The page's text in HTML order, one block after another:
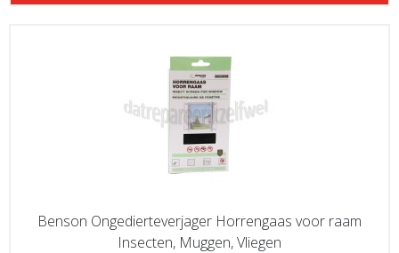
Benson Ongedierteverjager Horrengaas voor raam
Insecten, Muggen, Vliegen